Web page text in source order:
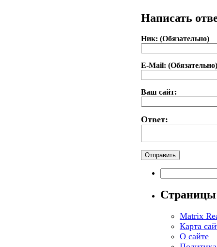
Написать
Ник: (Обязательно)
E-Mail: (Обязательно)
Ваш сайт:
Ответ:
Страницы
Matrix
Карта
О сайте